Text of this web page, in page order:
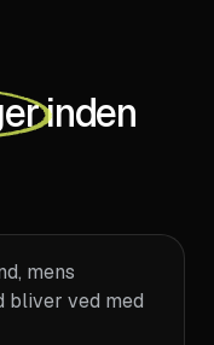
inden
mens
bliver ved med